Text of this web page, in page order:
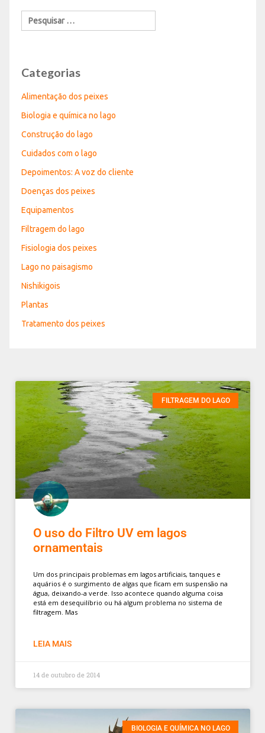
Categorias
Alimentação dos peixes
Biologia e química no lago
Construção do lago
Cuidados com o lago
Depoimentos: A voz do cliente
Doenças dos peixes
Equipamentos
Filtragem do lago
Fisiologia dos peixes
Lago no paisagismo
Nishikigois
Plantas
Tratamento dos peixes
FILTRAGEM DO LAGO
O uso do Filtro UV em lagos
ornamentais
Um dos principais problemas em lagos artificiais, tanques e
aquários é o surgimento de algas que ficam em suspensão na
água, deixando-a verde. Isso acontece quando alguma coisa
está em desequilíbrio ou há algum problema no sistema de
filtragem. Mas
LEIA MAIS
14 de outubro de 2014
BIOLOGIA E QUÍMICA NO LAGO